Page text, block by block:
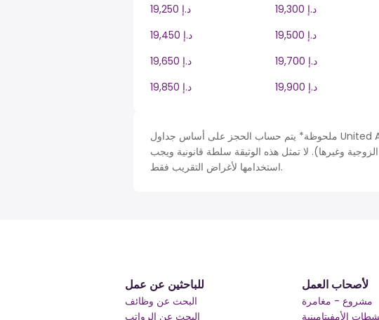
19,250 د.إ
19,300 د.إ
19,450 د.إ
19,500 د.إ
19,650 د.إ
19,700 د.إ
19,850 د.إ
19,900 د.إ
ملحوظة* يتم حساب الحجز على أساس جداول United Arab Emirates في AE، ضريبة دخل سنة. لأغراض
وغيرها). لا تمثل هذه الوثيقة سلطة قانونية ويجب
استخدامها لأغراض التقريب فقط.
للباحثين عن عمل
البحث عن وظائف
البحث عن الرواتب
لأصحاب العمل
مشروع - مغامرة
الأمفيتامينية